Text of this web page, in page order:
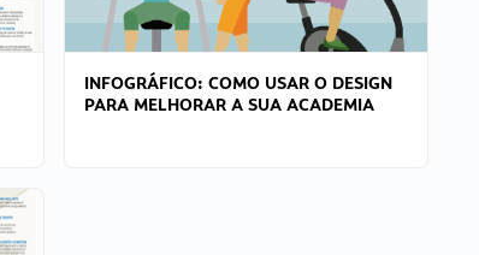
INFOGRÁFICO: COMO USAR O DESIGN
PARA MELHORAR A SUA ACADEMIA